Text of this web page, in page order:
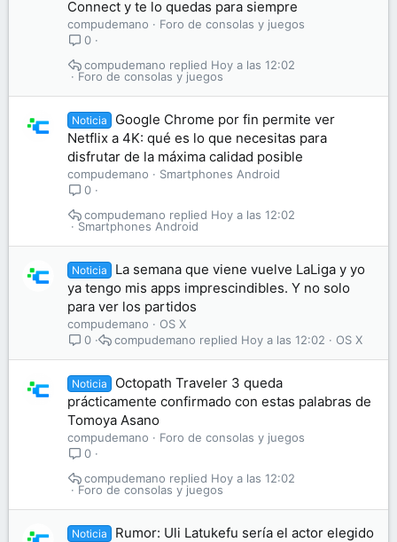
Connect y te lo quedas para siempre
compudemano
Foro de consolas y juegos
0
Foro de consolas y juegos
Hoy a las 12:02
compudemano
Noticia
Google Chrome por fin permite ver
Netflix a 4K: qué es lo que necesitas para
disfrutar de la máxima calidad posible
compudemano
Smartphones Android
0
Smartphones Android
Hoy a las 12:02
compudemano
Noticia
La semana que viene vuelve LaLiga y yo
ya tengo mis apps imprescindibles. Y no solo
para ver los partidos
compudemano
OS X
0
OS X
Hoy a las 12:02
compudemano
Noticia
Octopath Traveler 3 queda
prácticamente confirmado con estas palabras de
Tomoya Asano
compudemano
Foro de consolas y juegos
0
Foro de consolas y juegos
Hoy a las 12:02
compudemano
Noticia
Rumor: Uli Latukefu sería el actor elegido